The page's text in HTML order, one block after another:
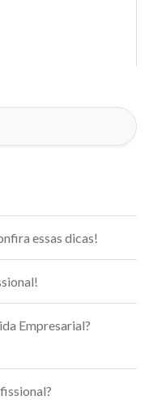
essas dicas!
Empresarial?